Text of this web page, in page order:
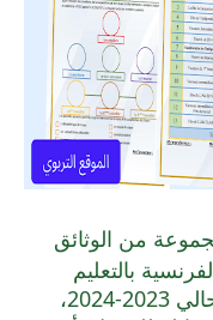
من الوثائق
بالتعليم
الابتدائي خلال الدخول المدرسي الحالي 2023-2024،